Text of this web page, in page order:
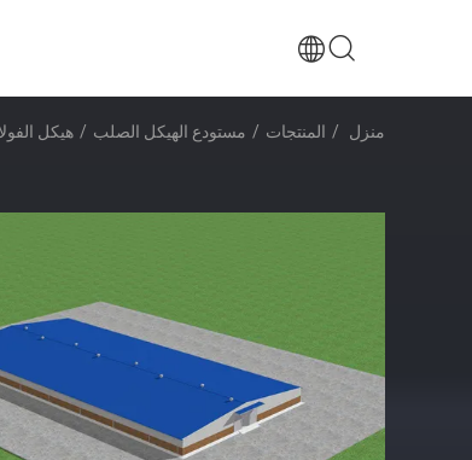
منزل / المنتجات / مستودع الهيكل الصلب / هيكل